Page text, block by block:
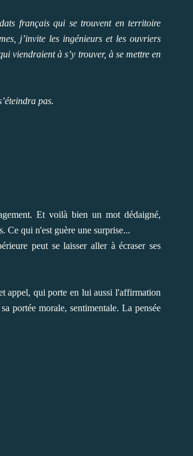
français qui se trouvent en territoire
j’invite les ingénieurs et les ouvriers
viendraient à s’y trouver, à se mettre en
pas.
Et voilà bien un mot dédaigné,
Ce qui n'est guère une surprise...
peut se laisser aller à écraser ses
appel, qui porte en lui aussi l'affirmation
portée morale, sentimentale. La pensée